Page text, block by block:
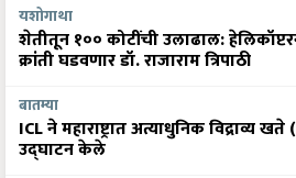
यशोगाथा
शेतीतून १०० कोटींची उलाढाल:
क्रांती घडवणार डॉ. राजाराम त्रिपाठी
बातम्या
ICL ने महाराष्ट्रात अत्याधुनिक विद्राव्य
उद्घाटन केले